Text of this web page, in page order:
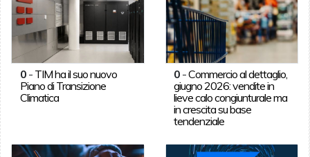
0- TIM ha il suo nuovo
Piano di Transizione
Climatica
0 -Commercio al dettaglio,
giugno 2026: vendite in
lieve calo congiunturale ma
in crescita su base
tendenziale